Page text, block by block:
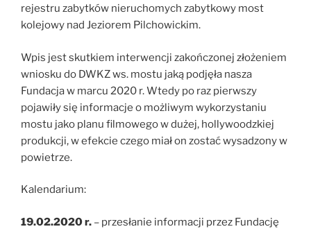
rejestru zabytków nieruchomych zabytkowy most
kolejowy nad Jeziorem Pilchowickim.
Wpis jest skutkiem interwencji zakończonej złożeniem
wniosku do DWKZ ws. mostu jaką podjęła nasza
Fundacja w marcu 2020 r. Wtedy po raz pierwszy
pojawiły się informacje o możliwym wykorzystaniu
mostu jako planu filmowego w dużej, hollywoodzkiej
produkcji, w efekcie czego miał on zostać wysadzony w
powietrze.
Kalendarium:
19.02.2020 r. – przesłanie informacji przez Fundację